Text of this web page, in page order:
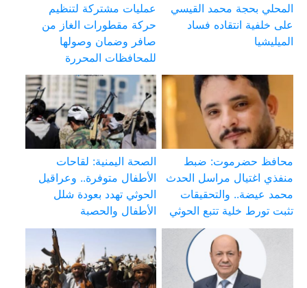
المحلي بحجة محمد القيسي
على خلفية انتقاده فساد
الميليشيا
عمليات مشتركة لتنظيم
حركة مقطورات الغاز من
صافر وضمان وصولها
للمحافظات المحررة
محافظ حضرموت: ضبط
منفذي اغتيال مراسل الحدث
محمد عيضة.. والتحقيقات
تثبت تورط خلية تتبع الحوثي
الصحة اليمنية: لقاحات
الأطفال متوفرة.. وعراقيل
الحوثي تهدد بعودة شلل
الأطفال والحصبة